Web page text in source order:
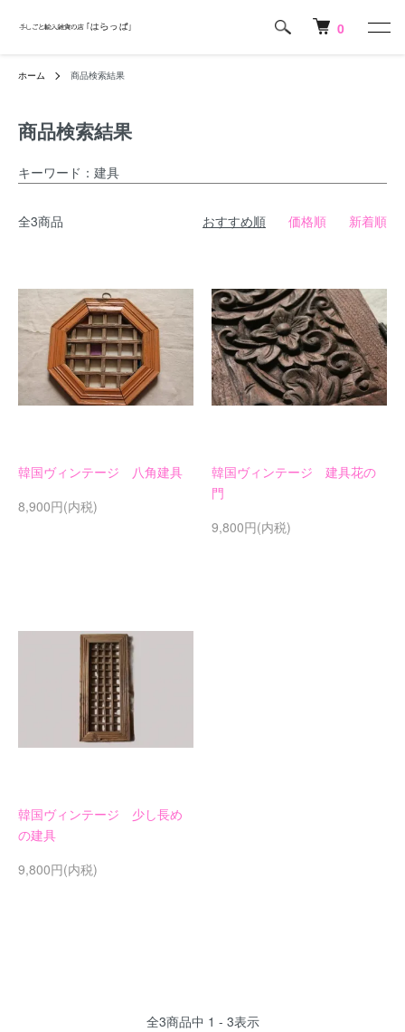
0
ホーム 商品検索結果
商品検索結果
キーワード：建具
全3商品 おすすめ順 価格順 新着順
韓国ヴィンテージ 八角建具
8,900円(内税)
韓国ヴィンテージ 建具花の
門
9,800円(内税)
韓国ヴィンテージ 少し長め
の建具
9,800円(内税)
全3商品中 1 - 3表示